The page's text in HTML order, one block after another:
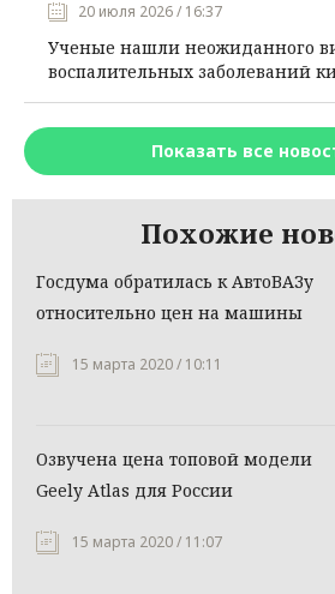
20 июля 2026 / 16:37
Ученые нашли неожиданного
воспалительных заболеваний
Показать все
Похожие
Госдума обратилась к АвтоВАЗу
относительно цен на машины
15 марта 2020 / 10:11
Озвучена цена топовой модели
Geely Atlas для России
15 марта 2020 / 11:07